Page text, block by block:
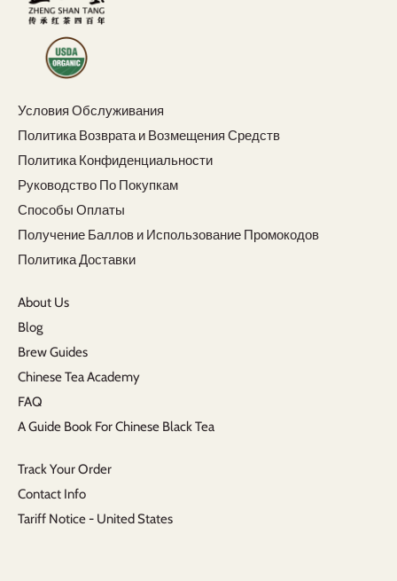
Условия Обслуживания
Политика Возврата и Возмещения Средств
Политика Конфиденциальности
Руководство По Покупкам
Способы Оплаты
Получение Баллов и Использование Промокодов
Политика Доставки
About Us
Blog
Brew Guides
Chinese Tea Academy
FAQ
A Guide Book For Chinese Black Tea
Track Your Order
Contact Info
Tariff Notice - United States